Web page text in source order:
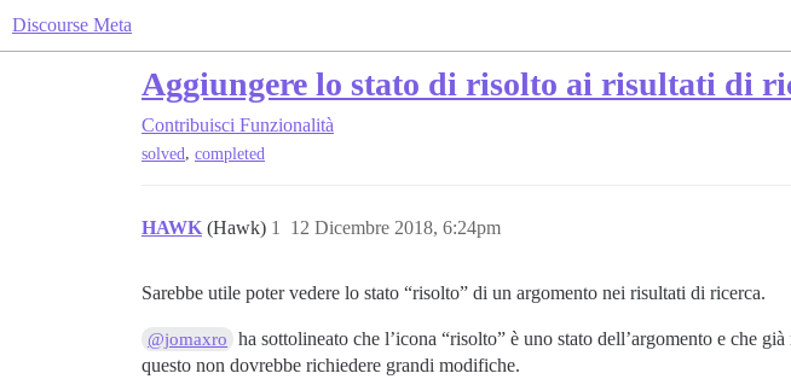
Discourse Meta
Aggiungere lo stato di risolto ai risultati di
Contribuisci Funzionalità
solved, completed
HAWK (Hawk) 12 Dicembre 2018, 6:24pm
1
Sarebbe utile poter vedere lo stato “risolto” di un argomento nei risultati di ricerca.
@jomaxro
ha sottolineato che l’icona “risolto” è uno stato dell’argomento e che
questo non dovrebbe richiedere grandi modifiche.